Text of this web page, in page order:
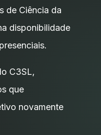
de Ciência da
disponibilidade
C3SL,
que
novamente